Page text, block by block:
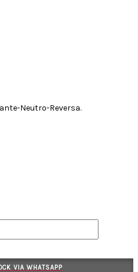
Neutro-Reversa.
VIA WHATSAPP